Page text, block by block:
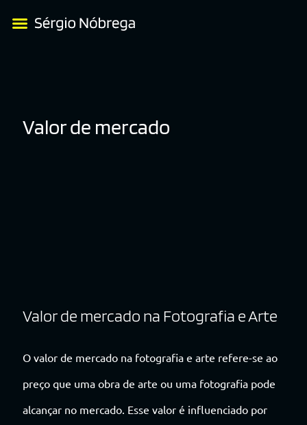
Valor de mercado
Valor de mercado na Fotografia e Arte
O valor de mercado na fotografia e arte refere-se ao
preço que uma obra de arte ou uma fotografia pode
alcançar no mercado. Esse valor é influenciado por